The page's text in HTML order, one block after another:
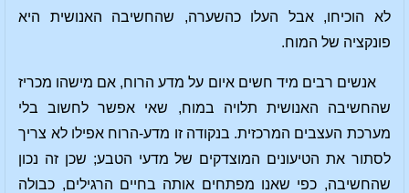
לא הוכיחו, אבל העלו כהשערה, שהחשיבה האנושית היא
פונקציה של המוח.
אנשים רבים מיד חשים איום על מדע הרוח, אם מישהו מכריז
שהחשיבה האנושית תלויה במוח, שאי אפשר לחשוב בלי
מערכת העצבים המרכזית. בנקודה זו מדע-הרוח אפילו לא צריך
לסתור את הטיעונים המוצדקים של מדעי הטבע; שכן זה נכון
שהחשיבה, כפי שאנו מפתחים אותה בחיים הרגילים, כבולה